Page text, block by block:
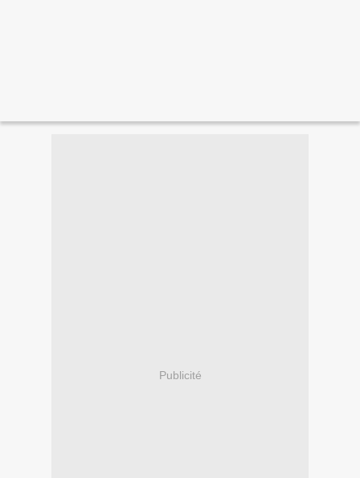
Publicité